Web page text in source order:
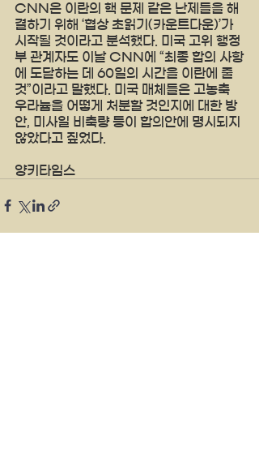
CNN은 이란의 핵 문제 같은 난제들을 해
결하기 위해 ‘협상 초읽기(카운트다운)’가
시작될 것이라고 분석했다. 미국 고위 행정
부 관계자도 이날 CNN에 “최종 합의 사항
에 도달하는 데 60일의 시간을 이란에 줄
것”이라고 말했다. 미국 매체들은 고농축
우라늄을 어떻게 처분할 것인지에 대한 방
안, 미사일 비축량 등이 합의안에 명시되지
않았다고 짚었다.
양키타임스